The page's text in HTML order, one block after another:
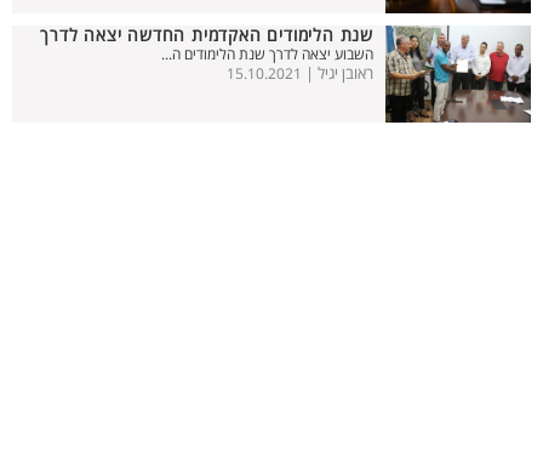
שנת הלימודים האקדמית החדשה יצאה לדרך
השבוע יצאה לדרך שנת הלימודים ה...
ראובן יגיל | 15.10.2021